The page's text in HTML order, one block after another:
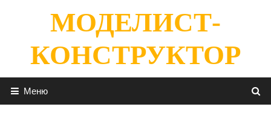
содержимомуМОДЕЛИСТ-
КОНСТРУКТОР
Меню